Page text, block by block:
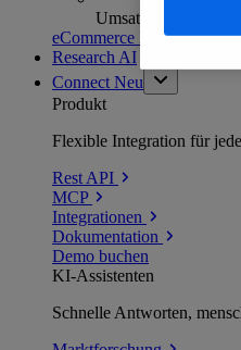
Umsatzanalysen und
eCommerce Insights
Research AI
Connect Neu
Produkt
Flexible Integration für
Rest API
MCP
Integrationen
Dokumentation
Demo buchen
KI-Assistenten
Schnelle Antworten,